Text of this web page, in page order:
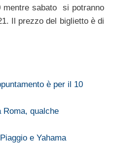
mentre sabato si potranno
Il prezzo del biglietto è di
è per il 10
Roma, qualche
e Yahama